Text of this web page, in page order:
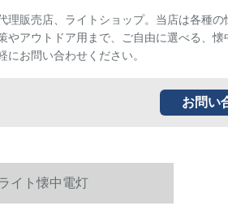
理販売店、ライトショップ。当店は各種の
やアウトドア用まで、ご自由に選べる、懐
お問い合わせください。
お問い
イト懐中電灯